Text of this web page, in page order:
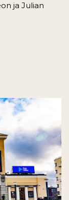
ja Julian